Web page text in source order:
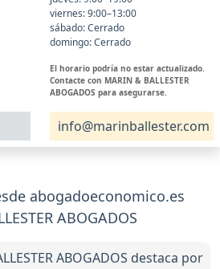
viernes: 9:00–13:00
sábado: Cerrado
domingo: Cerrado
El horario podría no estar actualizado.
Contacte con MARIN & BALLESTER
ABOGADOS para asegurarse.
info@marinballester.com
abogadoeconomico.es
ABOGADOS
ABOGADOS destaca por